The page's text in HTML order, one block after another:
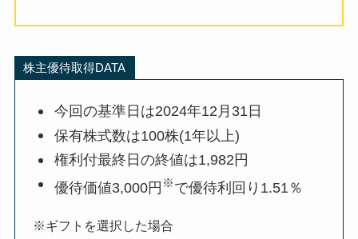
株主優待取得DATA
今回の基準日は2024年12月31日
保有株式数は100株(1年以上)
権利付最終日の終値は1,982円
優待価値3,000円 ※で優待利回り1.51％
※ギフトを選択した場合